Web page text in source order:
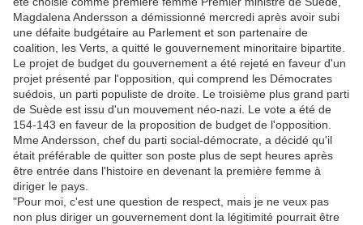
Magdalena Andersson a démissionné mercredi après avoir subi
une défaite budgétaire au Parlement et son partenaire de
coalition, les Verts, a quitté le gouvernement minoritaire bipartite.
Le projet de budget du gouvernement a été rejeté en faveur d'un
projet présenté par l'opposition, qui comprend les Démocrates
suédois, un parti populiste de droite. Le troisième plus grand parti
de Suède est issu d'un mouvement néo-nazi. Le vote a été de
154-143 en faveur de la proposition de budget de l'opposition.
Mme Andersson, chef du parti social-démocrate, a décidé qu'il
était préférable de quitter son poste plus de sept heures après
être entrée dans l'histoire en devenant la première femme à
diriger le pays.
"Pour moi, c'est une question de respect, mais je ne veux pas
non plus diriger un gouvernement dont la légitimité pourrait être